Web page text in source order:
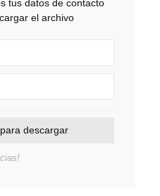
tus datos de contacto
el archivo
descargar